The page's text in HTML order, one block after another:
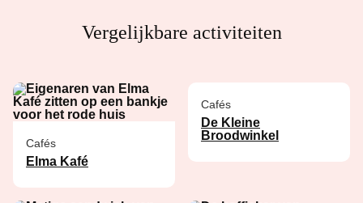
Vergelijkbare activiteiten
Cafés
Elma Kafé
Cafés
De Kleine
Broodwinkel